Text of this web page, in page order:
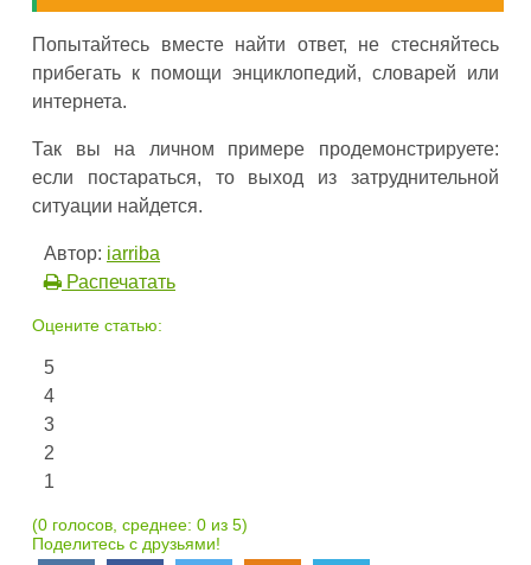
Попытайтесь вместе найти ответ, не стесняйтесь
прибегать к помощи энциклопедий, словарей или
интернета.
Так вы на личном примере продемонстрируете:
если постараться, то выход из затруднительной
ситуации найдется.
Автор: iarriba
Распечатать
Оцените статью:
5
4
3
2
1
(0 голосов, среднее: 0 из 5)
Поделитесь с друзьями!